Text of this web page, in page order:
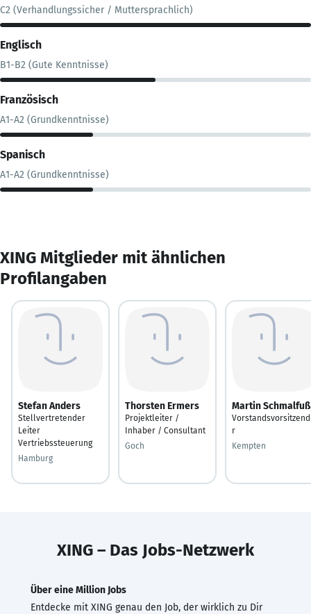
C2 (Verhandlungssicher / Muttersprachlich)
Englisch
B1-B2 (Gute Kenntnisse)
Französisch
A1-A2 (Grundkenntnisse)
Spanisch
A1-A2 (Grundkenntnisse)
XING Mitglieder mit ähnlichen
Profilangaben
Stefan Anders
Stellvertretender
Leiter
Vertriebssteuerung
Hamburg
Thorsten Ermers
Projektleiter /
Inhaber / Consultant
Goch
Martin Schmalfuß
r
Kempten
XING – Das Jobs-Netzwerk
Über eine Million Jobs
Entdecke mit XING genau den Job, der wirklich zu Dir